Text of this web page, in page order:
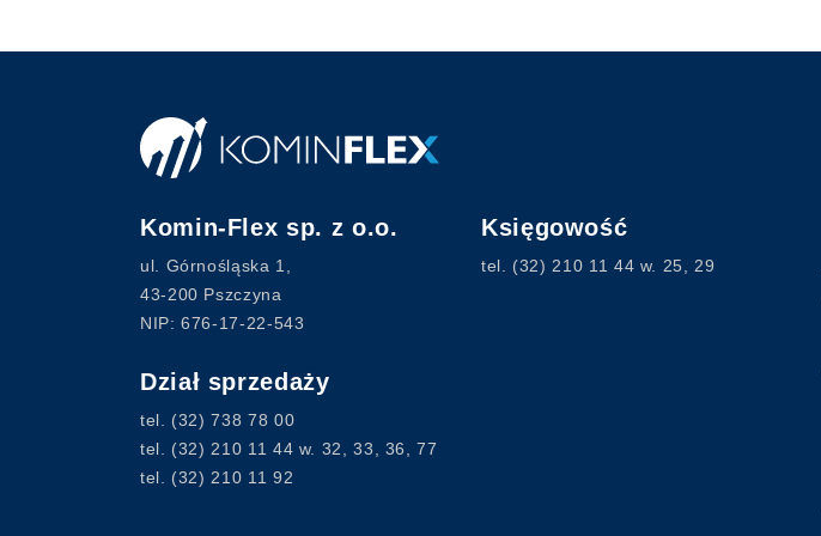
Komin-Flex sp. z o.o.
ul. Górnośląska 1,
43-200 Pszczyna
NIP: 676-17-22-543
Dział sprzedaży
tel. (32) 738 78 00
tel. (32) 210 11 44 w. 32, 33, 36, 77
tel. (32) 210 11 92
Księgowość
tel. (32) 210 11 44 w. 25, 29